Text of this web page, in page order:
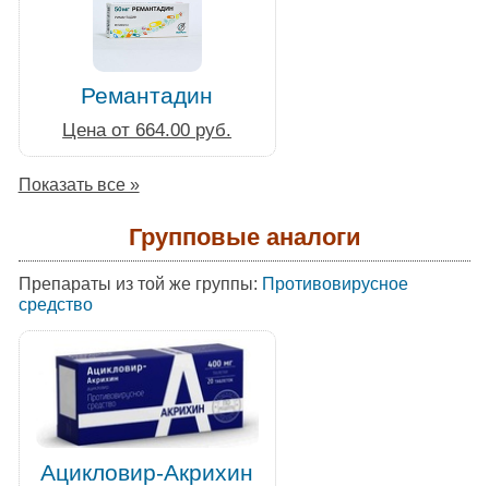
Ремантадин
Цена от 664.00 руб.
Показать все »
Групповые аналоги
Препараты из той же группы: Противовирусное
средство
Ацикловир-Акрихин